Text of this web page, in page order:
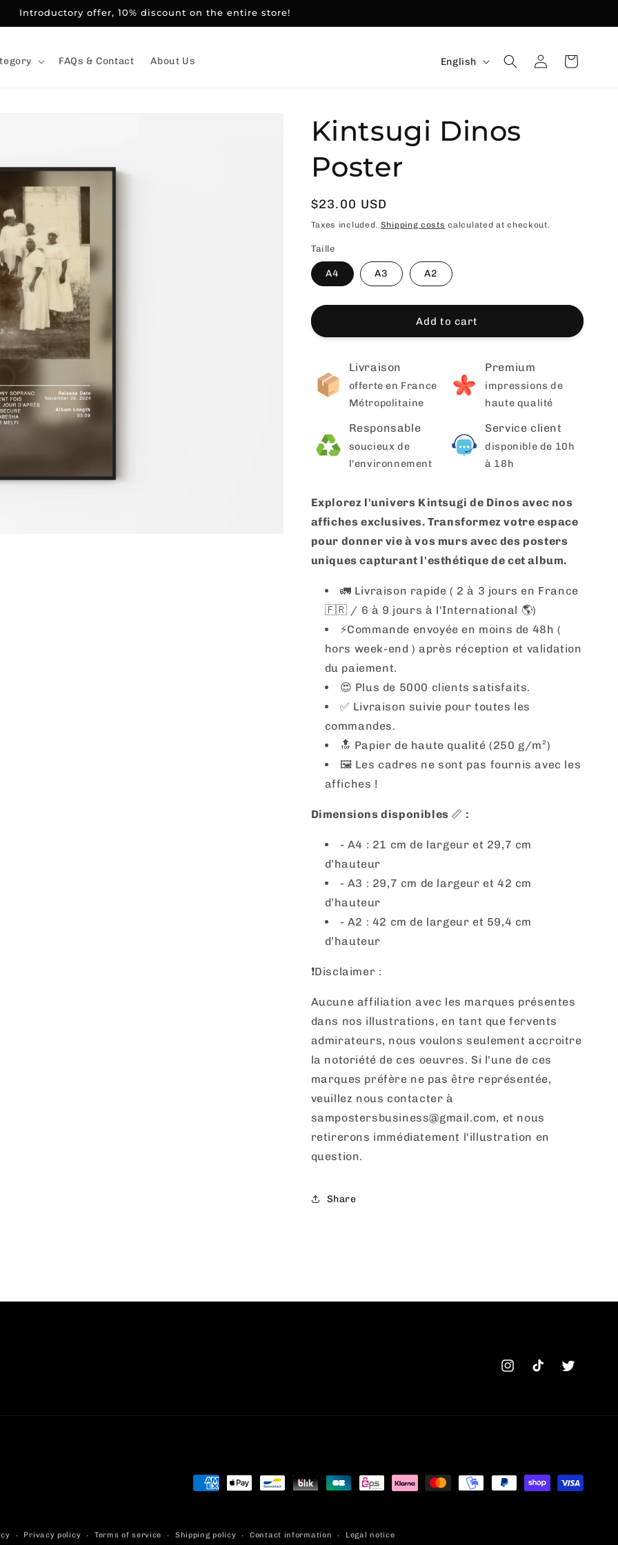
Introductory offer, 10% discount on the entire store!
FAQs & Contact About Us Language
English ConnexionBasket
Kintsugi Dinos
Poster
Usual
price
$23.00 USD
Taxes included. Shipping costs calculated at checkout.
Taille
A4 A3 A2
Add to cart
Livraison
offerte en France
Métropolitaine
Premium
impressions de
haute qualité
Responsable
soucieux de
l'environnement
Service client
disponible de 10h
à 18h
Explorez l'univers Kintsugi de Dinos avec nos
affiches exclusives. Transformez votre espace
pour donner vie à vos murs avec des posters
uniques capturant l'esthétique de cet album.
🚛 Livraison rapide ( 2 à 3 jours en France
🇫🇷 / 6 à 9 jours à l'International 🌎)
⚡️Commande envoyée en moins de 48h (
hors week-end ) après réception et validation
du paiement.
😍 Plus de 5000 clients satisfaits.
✅ Livraison suivie pour toutes les
commandes.
🔝 Papier de haute qualité (250 g/m²)
🖼 Les cadres ne sont pas fournis avec les
affiches !
Dimensions disponibles 📏 :
- A4 : 21 cm de largeur et 29,7 cm
d’hauteur
- A3 : 29,7 cm de largeur et 42 cm
d’hauteur
- A2 : 42 cm de largeur et 59,4 cm
d’hauteur
❗️Disclaimer :
Aucune affiliation avec les marques présentes
dans nos illustrations, en tant que fervents
admirateurs, nous voulons seulement accroitre
la notoriété de ces oeuvres. Si l'une de ces
marques préfère ne pas être représentée,
veuillez nous contacter à
sampostersbusiness@gmail.com, et nous
retirerons immédiatement l'illustration en
question.
Share
InstagramTikTok Twitter
Payment
Privacy policy Terms of service Shipping policy Contact information Legal notice